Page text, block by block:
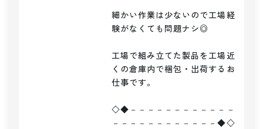
細かい作業は少ないので工場経
験がなくても問題ナシ◎
工場で組み立てた製品を工場近
くの倉庫内で梱包・出荷するお
仕事です。
◇◆－－－－－－－－－－－－
－－－－－－－－－－－－◆◇